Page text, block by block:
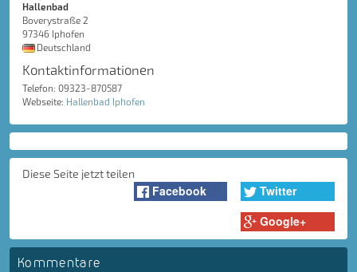
Hallenbad
Boverystraße 2
97346 Iphofen
Deutschland
Kontaktinformationen
Telefon: 09323-870587
Webseite: Hallenbad Iphofen
Diese Seite jetzt teilen
Facebook
Twitter
Google+
Kommentare